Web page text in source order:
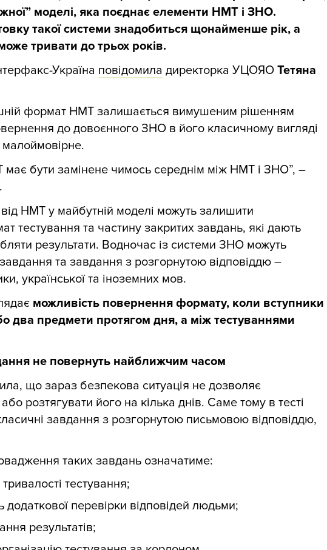
моделі, яка поєднає елементи НМТ і ЗНО.
такої системи знадобиться щонайменше рік, а
тривати до трьох років.
Україна повідомила директорка УЦОЯО Тетяна
формат НМТ залишається вимушеним рішенням
до довоєнного ЗНО в його класичному вигляді
бути замінене чимось середнім між НМТ і ЗНО”, –
НМТ у майбутній моделі можуть залишити
тестування та частину закритих завдань, які дають
результати. Водночас із системи ЗНО можуть
завдання та завдання з розгорнутою відповіддю –
української та іноземних мов.
можливість повернення формату, коли вступники
два предмети протягом дня, а між тестуваннями
не повернуть найближчим часом
що зараз безпекова ситуація не дозволяє
розтягувати його на кілька днів. Саме тому в тесті
завдання з розгорнутою письмовою відповіддю,
таких завдань означатиме:
тестування;
додаткової перевірки відповідей людьми;
результатів;